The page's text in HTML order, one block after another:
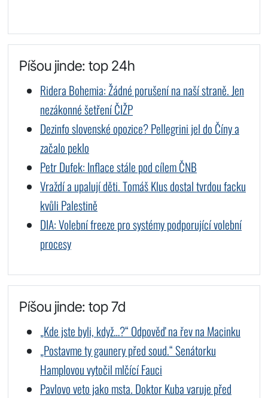
Píšou jinde: top 24h
Ridera Bohemia: Žádné porušení na naší straně. Jen
nezákonné šetření ČIŽP
Dezinfo slovenské opozice? Pellegrini jel do Číny a
začalo peklo
Petr Dufek: Inflace stále pod cílem ČNB
Vraždí a upalují děti. Tomáš Klus dostal tvrdou facku
kvůli Palestině
DIA: Volební freeze pro systémy podporující volební
procesy
Píšou jinde: top 7d
„Kde jste byli, když…?“ Odpověď na řev na Macinku
„Postavme ty gaunery před soud.“ Senátorku
Hamplovou vytočil mlčící Fauci
Pavlovo veto jako msta. Doktor Kuba varuje před